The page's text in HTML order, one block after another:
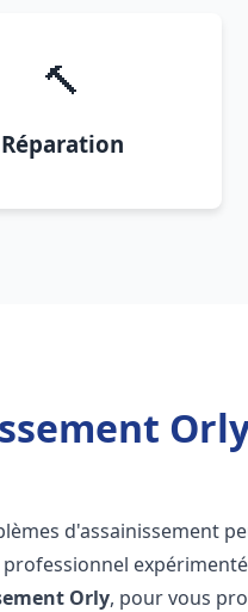
🔨
Réparation
d'assainissement
Orly, pour vous